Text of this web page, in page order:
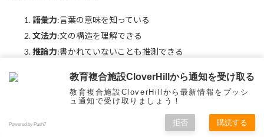
語彙力:言葉の意味を知っている
文法力:文の構造を理解できる
推論力:書かれていないことも推測できる
家庭での育て方
読み聞かせの質を高める
ただ読むだけでなく、対話的な読み聞かせが効果的です。
教育複合施設CloverHillから通知を受け取る
教育複合施設CloverHillから最新情報をプッシ
ュ通知で受け取りましょう！
Powered by Push7 拒否 購読する